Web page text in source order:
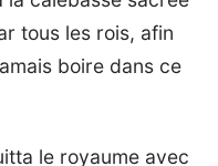
tous les rois, afin
boire dans ce
le royaume avec